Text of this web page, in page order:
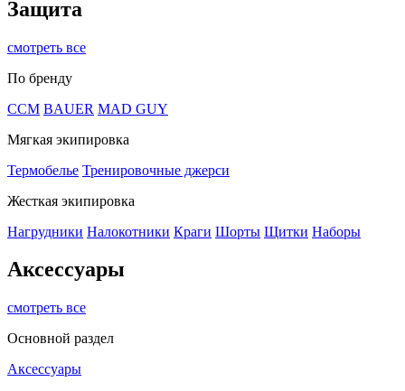
Защита
смотреть все
По бренду
CCM BAUER MAD GUY
Мягкая экипировка
Термобелье Тренировочные джерси
Жесткая экипировка
Нагрудники Налокотники Краги Шорты Щитки Наборы
Аксессуары
смотреть все
Основной раздел
Аксессуары